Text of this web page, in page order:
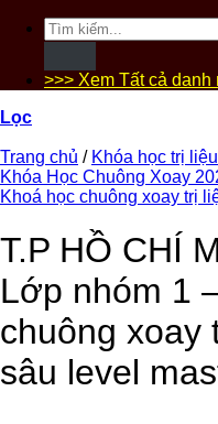
Tìm
kiếm:
>>> Xem Tất cả danh
Lọc
Trang chủ / Khóa học trị
Khóa Học Chuông Xoay
Khoá học chuông xoay trị
T.P HỒ CHÍ
Lớp nhóm 1
chuông xoay
sâu level